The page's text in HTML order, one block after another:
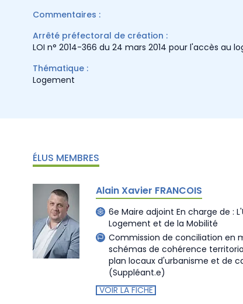
Commentaires :
Arrêté préfectoral de création :
LOI n° 2014-366 du 24 mars 2014 pour l'accès au
Thématique :
Logement
ÉLUS MEMBRES
Alain Xavier FRANCOIS
6e Maire adjoint En charge de :
Logement et de la Mobilité
Commission de conciliation en
schémas de cohérence
plan locaux d'urbanisme et de
(Suppléant.e)
VOIR LA FICHE